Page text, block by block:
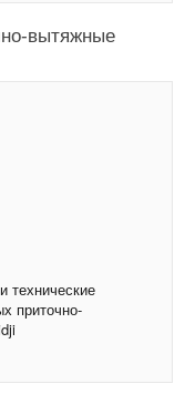
вытяжные
технические
приточно-